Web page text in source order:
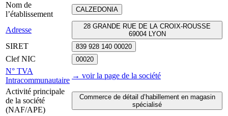
Nom de
l’établissement
CALZEDONIA
Adresse
28 GRANDE RUE DE LA CROIX-ROUSSE
69004 LYON
SIRET 839 928 140 00020
Clef NIC 00020
N° TVA
Intracommunautaire
→ voir la page de la société
Activité principale
de la société
(NAF/APE)
Commerce de détail d’habillement en magasin
spécialisé